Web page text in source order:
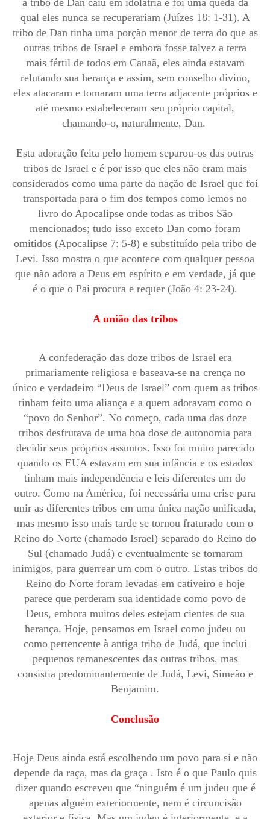
a tribo de Dan caiu em idolatria e foi uma queda da
qual eles nunca se recuperariam (Juízes 18: 1-31). A
tribo de Dan tinha uma porção menor de terra do que as
outras tribos de Israel e embora fosse talvez a terra
mais fértil de todos em Canaã, eles ainda estavam
relutando sua herança e assim, sem conselho divino,
eles atacaram e tomaram uma terra adjacente próprios e
até mesmo estabeleceram seu próprio capital,
chamando-o, naturalmente, Dan.
Esta adoração feita pelo homem separou-os das outras
tribos de Israel e é por isso que eles não eram mais
considerados como uma parte da nação de Israel que foi
transportada para o fim dos tempos como lemos no
livro do Apocalipse onde todas as tribos São
mencionados; tudo isso exceto Dan como foram
omitidos (Apocalipse 7: 5-8) e substituído pela tribo de
Levi. Isso mostra o que acontece com qualquer pessoa
que não adora a Deus em espírito e em verdade, já que
é o que o Pai procura e requer (João 4: 23-24).
A união das tribos
A confederação das doze tribos de Israel era
primariamente religiosa e baseava-se na crença no
único e verdadeiro “Deus de Israel” com quem as tribos
tinham feito uma aliança e a quem adoravam como o
“povo do Senhor”. No começo, cada uma das doze
tribos desfrutava de uma boa dose de autonomia para
decidir seus próprios assuntos. Isso foi muito parecido
quando os EUA estavam em sua infância e os estados
tinham mais independência e leis diferentes um do
outro. Como na América, foi necessária uma crise para
unir as diferentes tribos em uma única nação unificada,
mas mesmo isso mais tarde se tornou fraturado com o
Reino do Norte (chamado Israel) separado do Reino do
Sul (chamado Judá) e eventualmente se tornaram
inimigos, para guerrear um com o outro. Estas tribos do
Reino do Norte foram levadas em cativeiro e hoje
parece que perderam sua identidade como povo de
Deus, embora muitos deles estejam cientes de sua
herança. Hoje, pensamos em Israel como judeu ou
como pertencente à antiga tribo de Judá, que inclui
pequenos remanescentes das outras tribos, mas
consistia predominantemente de Judá, Levi, Simeão e
Benjamim.
Conclusão
Hoje Deus ainda está escolhendo um povo para si e não
depende da raça, mas da graça . Isto é o que Paulo quis
dizer quando escreveu que “ninguém é um judeu que é
apenas alguém exteriormente, nem é circuncisão